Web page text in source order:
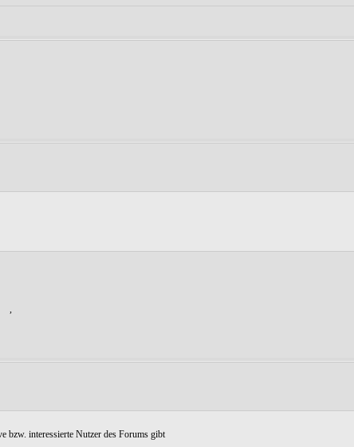
bzw. interessierte Nutzer des Forums gibt